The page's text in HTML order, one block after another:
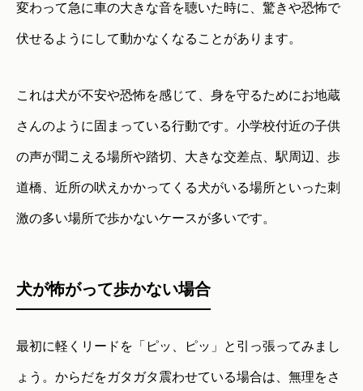
変わって急に車の大きな音を聴いた時に、驚きや恐怖で
伏せるようにして動かなくなることがあります。
これは犬が不安や恐怖を感じて、身を守るためにお地蔵
さんのように固まっている行動です。小学校付近の子供
の声が聞こえる場所や踏切、大きな交差点、駅周辺、歩
道橋、近所の吠えかかってくる犬がいる場所といった刺
激の多い場所で歩かないケースが多いです。
犬が怖がって歩かない場合
最初に軽くリードを「ピッ、ピッ」と引っ張ってみまし
ょう。からだをガタガタ震わせている場合は、無理をさ